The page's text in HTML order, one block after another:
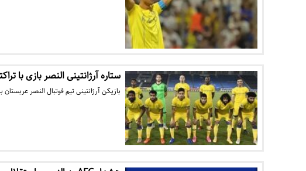
ستاره آرژانتینی النصر بازی با
بازیکن آرژانتینی تیم فوتبال النصر